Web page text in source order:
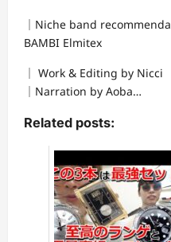
｜Niche band
BAMBI Elmitex
｜ Work & Editing by Nicci
｜Narration by Aoba…
Related posts: